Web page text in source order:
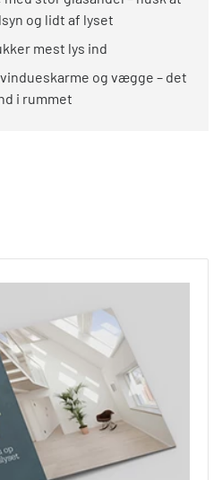
og lidt af lyset
mest lys ind
og vægge – det
i rummet